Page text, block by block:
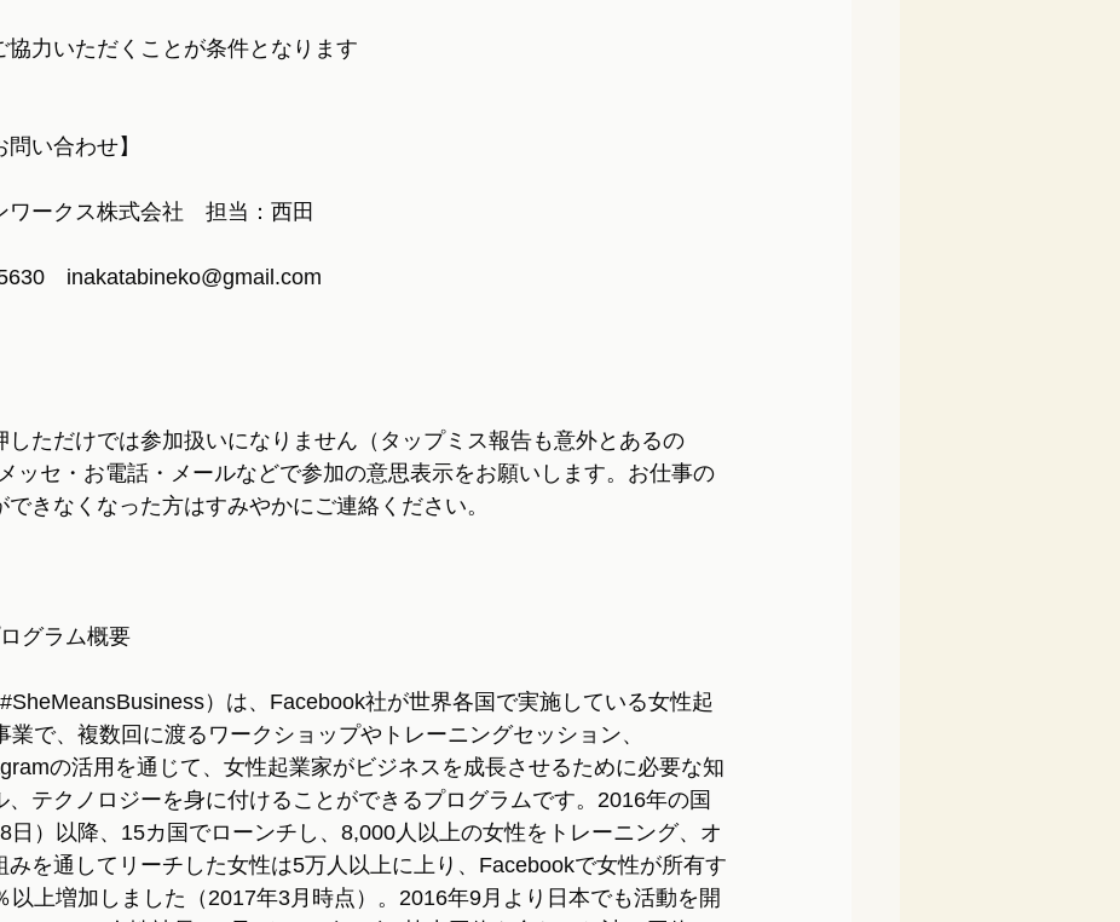
力いただくことが条件となります
問い合わせ】
ワークス株式会社　担当：西田
　inakatabineko@gmail.com
しただけでは参加扱いになりません（タップミス報告も意外とあるの
ッセ・お電話・メールなどで参加の意思表示をお願いします。お仕事の
きなくなった方はすみやかにご連絡ください。
グラム概要
#SheMeansBusiness）は、Facebook社が世界各国で実施している女性起
業で、複数回に渡るワークショップやトレーニングセッション、
の活用を通じて、女性起業家がビジネスを成長させるために必要な知
、テクノロジーを身に付けることができるプログラムです。2016年の国
日）以降、15カ国でローンチし、8,000人以上の女性をトレーニング、オ
みを通してリーチした女性は5万人以上に上り、Facebookで女性が所有す
以上増加しました（2017年3月時点）。2016年9月より日本でも活動を開